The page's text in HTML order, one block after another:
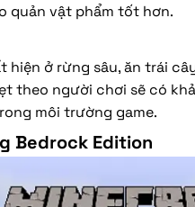
quản vật phẩm tốt hơn.
hiện ở rừng sâu, ăn trái
theo người chơi sẽ có
môi trường game.
Bedrock Edition